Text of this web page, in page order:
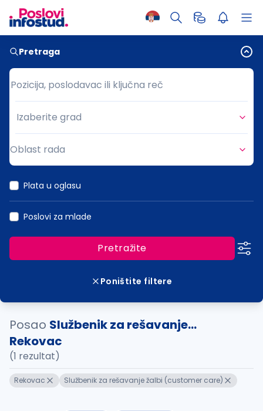
Pretraga
Pozicija, poslodavac ili ključna reč
Pozicija, poslodavac ili ključna reč
Grad
Izaberite grad
Oblast rada
Plata u oglasu
Poslovi za mlade
Pretražite
Poništite filtere
Posao Službenik za rešavanje...
Rekovac
(1 rezultat)
Rekovac Službenik za rešavanje žalbi (customer care)